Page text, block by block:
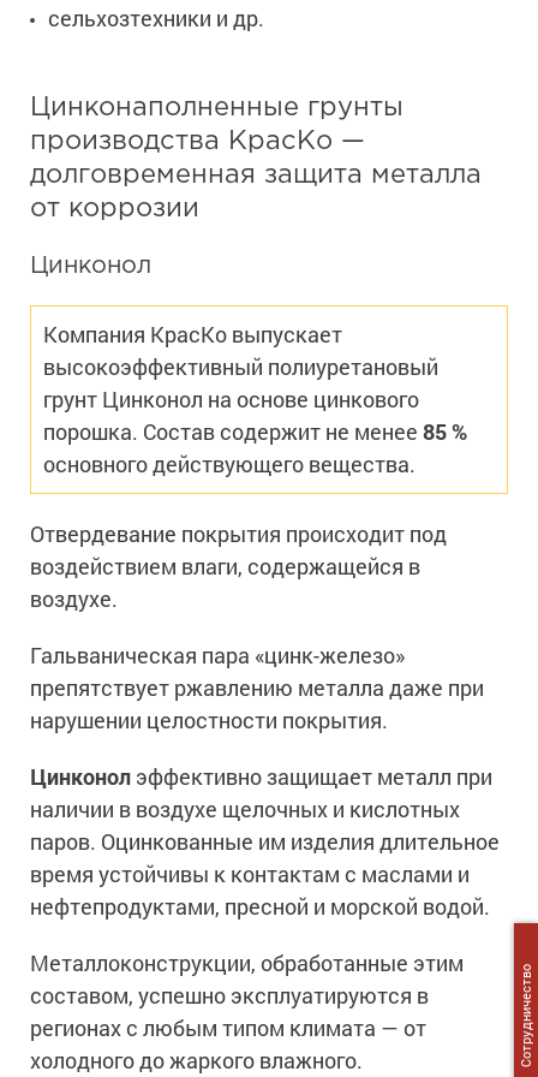
сельхозтехники и др.
Цинконаполненные грунты
производства КрасКо —
долговременная защита металла
от коррозии
Цинконол
Компания КрасКо выпускает
высокоэффективный полиуретановый
грунт Цинконол на основе цинкового
порошка. Состав содержит не менее 85 %
основного действующего вещества.
Отвердевание покрытия происходит под
воздействием влаги, содержащейся в
воздухе.
Гальваническая пара «цинк-железо»
препятствует ржавлению металла даже при
нарушении целостности покрытия.
Цинконол эффективно защищает металл при
наличии в воздухе щелочных и кислотных
паров. Оцинкованные им изделия длительное
время устойчивы к контактам с маслами и
нефтепродуктами, пресной и морской водой.
Металлоконструкции, обработанные этим
составом, успешно эксплуатируются в
регионах с любым типом климата — от
холодного до жаркого влажного.
Сотрудничество